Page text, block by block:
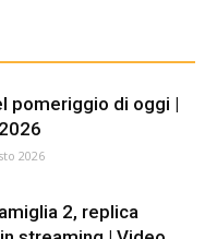
pomeriggio di oggi |
2026
2, replica